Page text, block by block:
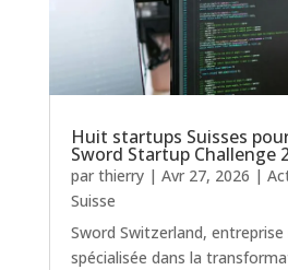
Huit startups Suisses
Sword Startup Challenge
par thierry| Avr 27, 2026 |
Suisse
Sword Switzerland, entreprise
spécialisée dans la